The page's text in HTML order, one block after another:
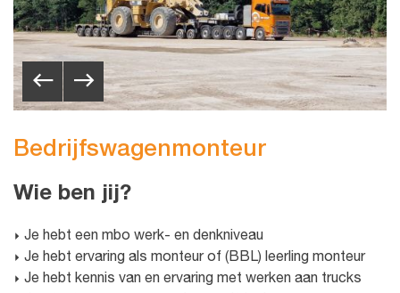
Bedrijfswagenmonteur
Wie ben jij?
Je hebt een mbo werk- en denkniveau
Je hebt ervaring als monteur of (BBL) leerling monteur
Je hebt kennis van en ervaring met werken aan trucks